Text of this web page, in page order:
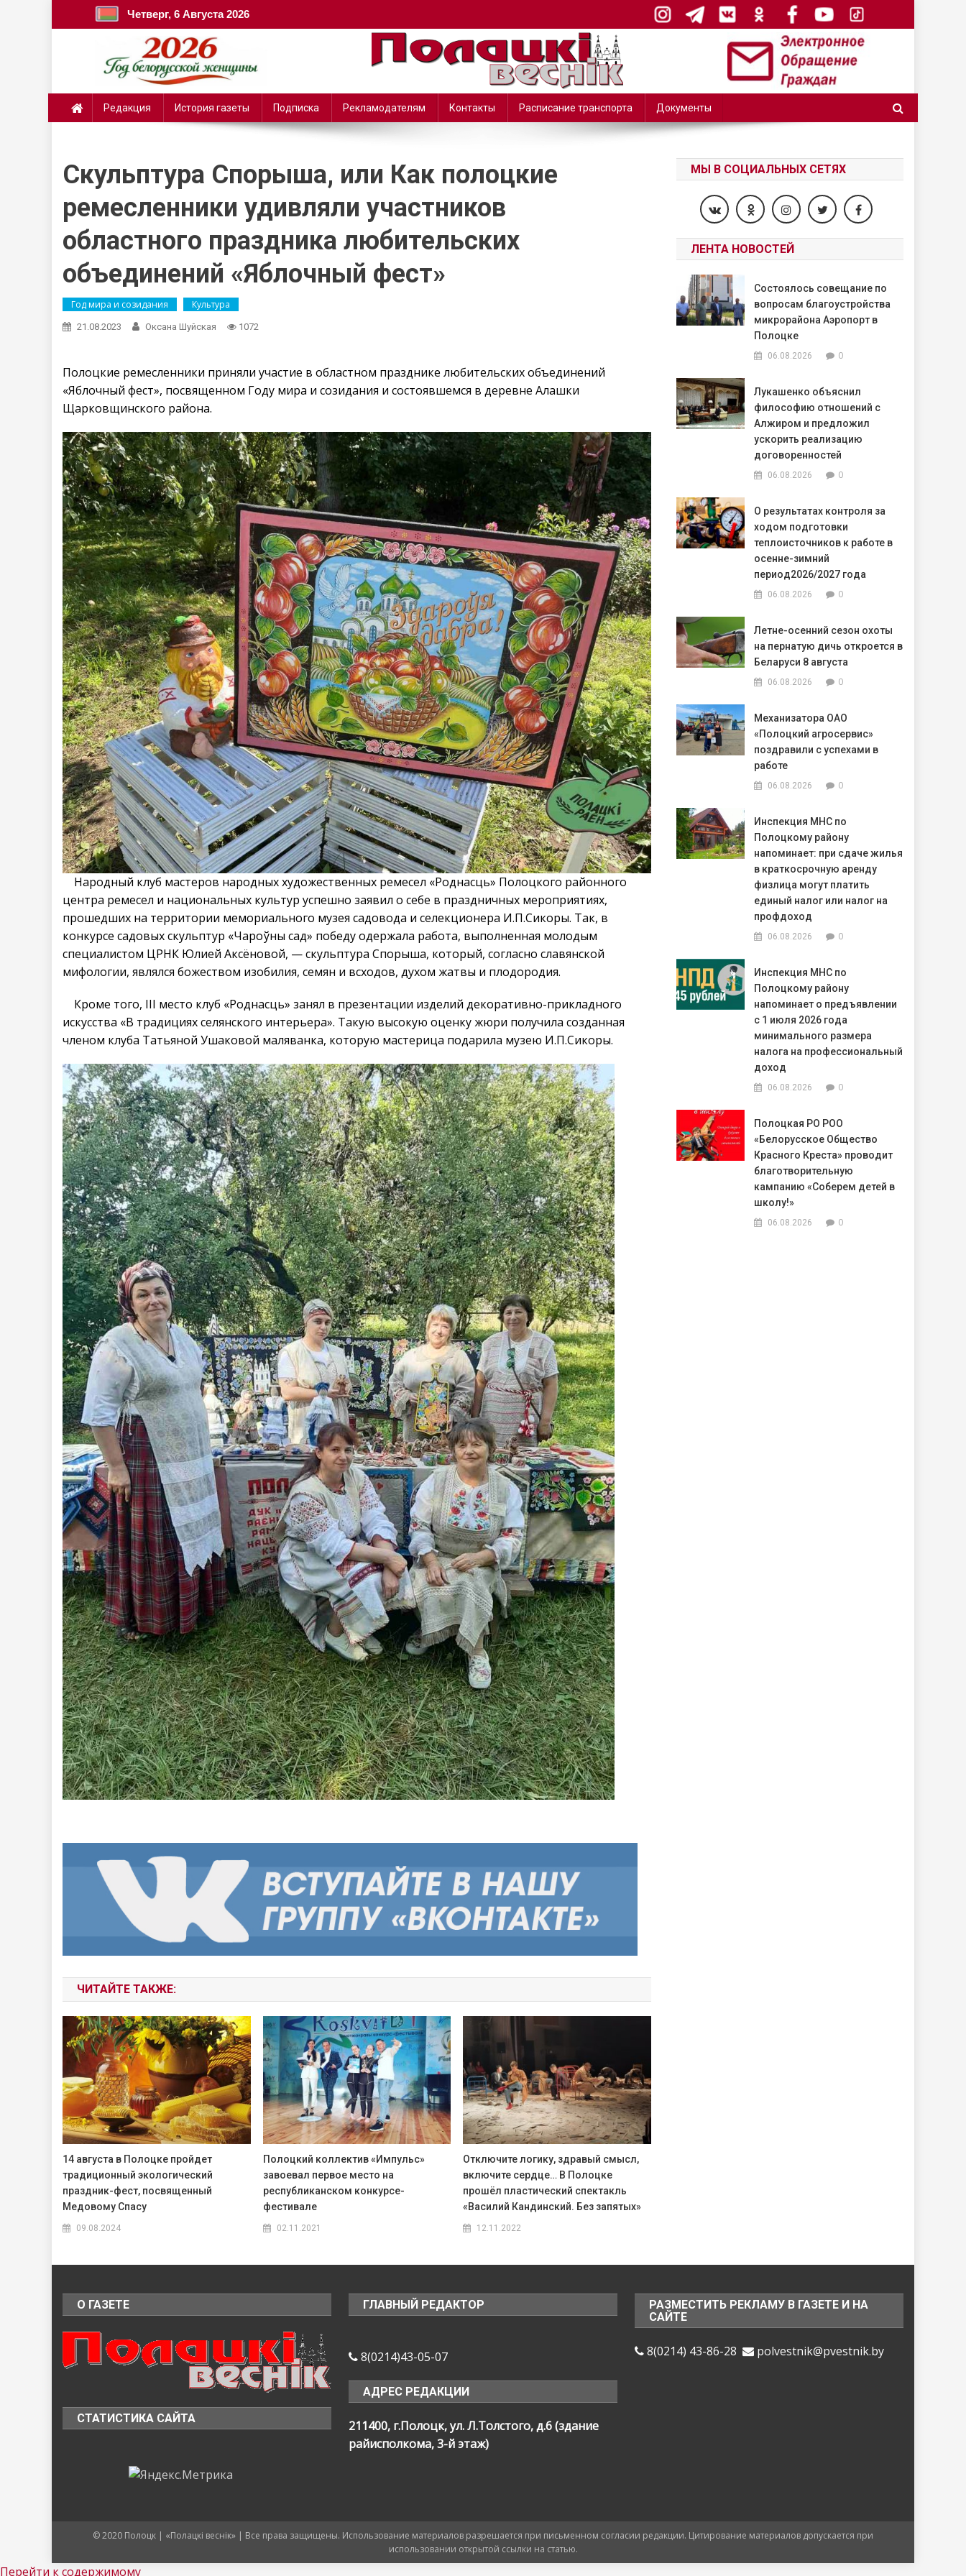
Четверг, 6 Августа 2026
Редакция История газеты Подписка Рекламодателям Контакты Расписание транспорта Документы
Скульптура Спорыша, или Как полоцкие
ремесленники удивляли участников
областного праздника любительских
объединений «Яблочный фест»
Год мира и созидания Культура
21.08.2023 Оксана Шуйская 1072
Полоцкие ремесленники приняли участие в областном празднике любительских объединений
«Яблочный фест», посвященном Году мира и созидания и состоявшемся в деревне Алашки
Щарковщинского района.
Народный клуб мастеров народных художественных ремесел «Роднасць» Полоцкого районного
центра ремесел и национальных культур успешно заявил о себе в праздничных мероприятиях,
прошедших на территории мемориального музея садовода и селекционера И.П.Сикоры. Так, в
конкурсе садовых скульптур «Чароўны сад» победу одержала работа, выполненная молодым
специалистом ЦРНК Юлией Аксёновой, — скульптура Спорыша, который, согласно славянской
мифологии, являлся божеством изобилия, семян и всходов, духом жатвы и плодородия.
Кроме того, III место клуб «Роднасць» занял в презентации изделий декоративно-прикладного
искусства «В традициях селянского интерьера». Такую высокую оценку жюри получила созданная
членом клуба Татьяной Ушаковой маляванка, которую мастерица подарила музею И.П.Сикоры.
ЧИТАЙТЕ ТАКЖЕ:
14 августа в Полоцке пройдет
традиционный экологический
праздник-фест, посвященный
Медовому Спасу
09.08.2024
Полоцкий коллектив «Импульс»
завоевал первое место на
республиканском конкурсе-
фестивале
02.11.2021
Отключите логику, здравый смысл,
включите сердце… В Полоцке
прошёл пластический спектакль
«Василий Кандинский. Без запятых»
12.11.2022
МЫ В СОЦИАЛЬНЫХ СЕТЯХ
ЛЕНТА НОВОСТЕЙ
Состоялось совещание по
вопросам благоустройства
микрорайона Аэропорт в
Полоцке
06.08.2026 0
Лукашенко объяснил
философию отношений с
Алжиром и предложил
ускорить реализацию
договоренностей
06.08.2026 0
О результатах контроля за
ходом подготовки
теплоисточников к работе в
осенне-зимний
период2026/2027 года
06.08.2026 0
Летне-осенний сезон охоты
на пернатую дичь откроется в
Беларуси 8 августа
06.08.2026 0
Механизатора ОАО
«Полоцкий агросервис»
поздравили с успехами в
работе
06.08.2026 0
Инспекция МНС по
Полоцкому району
напоминает: при сдаче жилья
в краткосрочную аренду
физлица могут платить
единый налог или налог на
профдоход
06.08.2026 0
Инспекция МНС по
Полоцкому району
напоминает о предъявлении
с 1 июля 2026 года
минимального размера
налога на профессиональный
доход
06.08.2026 0
Полоцкая РО РОО
«Белорусское Общество
Красного Креста» проводит
благотворительную
кампанию «Соберем детей в
школу!»
06.08.2026 0
О ГАЗЕТЕ
СТАТИСТИКА САЙТА
ГЛАВНЫЙ РЕДАКТОР
8(0214)43-05-07
АДРЕС РЕДАКЦИИ
211400, г.Полоцк, ул. Л.Толстого, д.6 (здание
райисполкома, 3-й этаж)
РАЗМЕСТИТЬ РЕКЛАМУ В ГАЗЕТЕ И НА
САЙТЕ
8(0214) 43-86-28 polvestnik@pvestnik.by
© 2020 Полоцк | «Полацкі веснік» | Все права защищены. Использование материалов разрешается при письменном согласии редакции. Цитирование материалов допускается при
использовании открытой ссылки на статью.
Перейти к содержимому